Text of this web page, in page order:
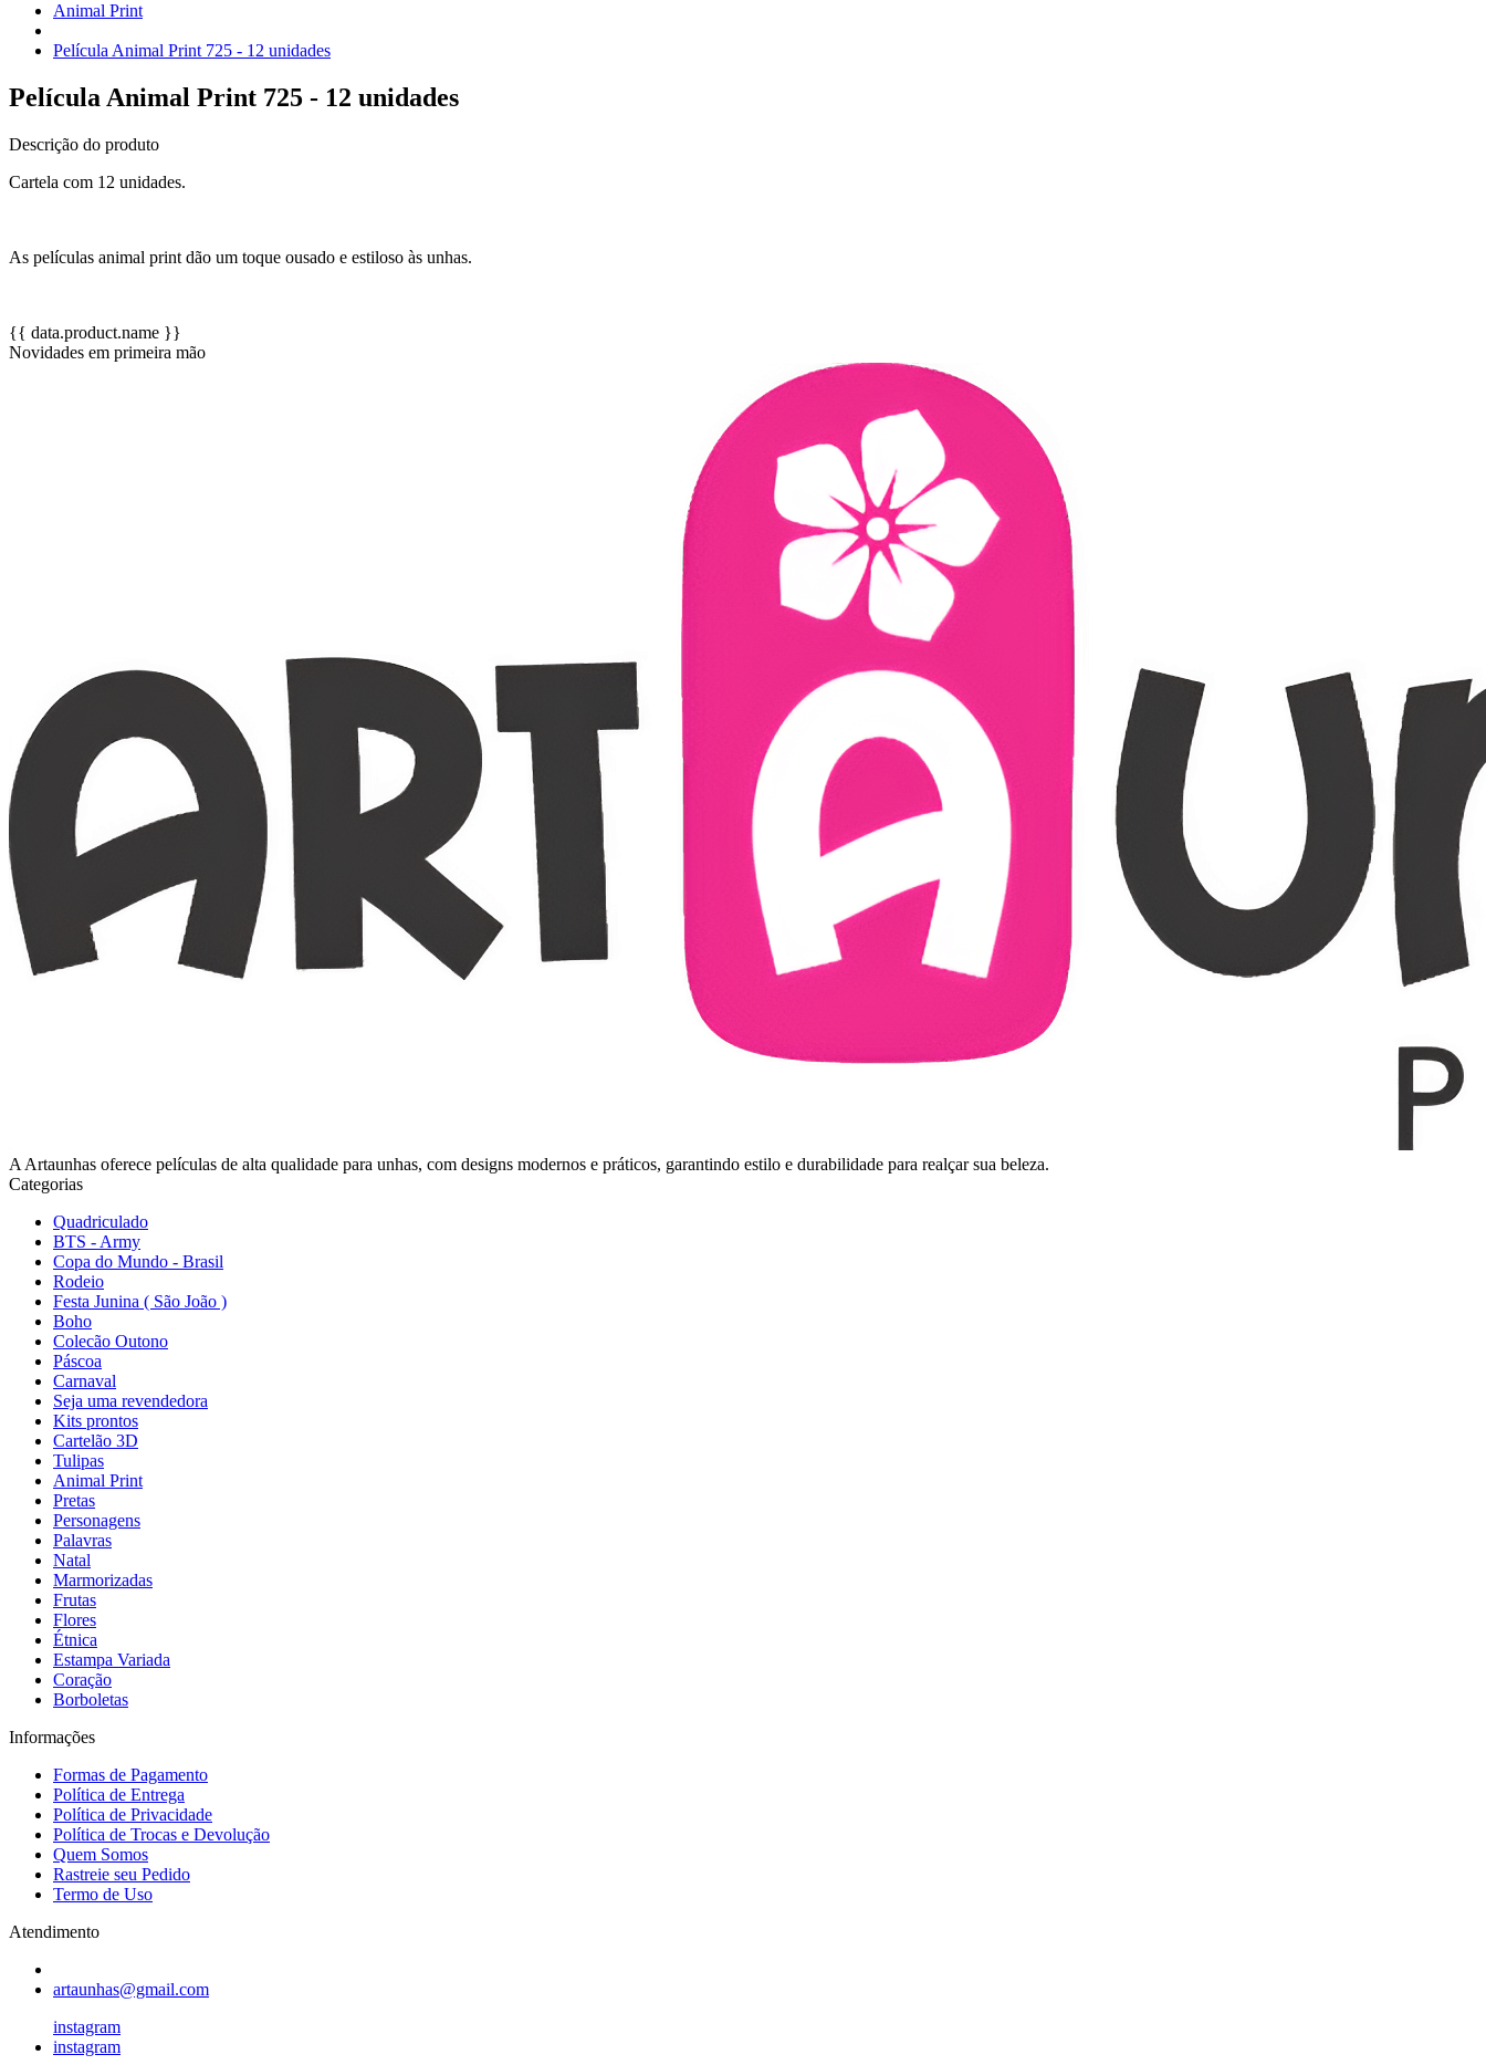
Animal Print
Película Animal Print 725 - 12 unidades
Película Animal Print 725 - 12 unidades
Descrição do produto
Cartela com 12 unidades.
As películas animal print dão um toque ousado e estiloso às unhas.
{{ data.product.name }}
Novidades em primeira mão
A Artaunhas oferece películas de alta qualidade para unhas, com designs modernos e práticos, garantindo estilo e durabilidade para realçar sua beleza.
Categorias
Quadriculado
BTS - Army
Copa do Mundo - Brasil
Rodeio
Festa Junina ( São João )
Boho
Colecão Outono
Páscoa
Carnaval
Seja uma revendedora
Kits prontos
Cartelão 3D
Tulipas
Animal Print
Pretas
Personagens
Palavras
Natal
Marmorizadas
Frutas
Flores
Étnica
Estampa Variada
Coração
Borboletas
Informações
Formas de Pagamento
Política de Entrega
Política de Privacidade
Política de Trocas e Devolução
Quem Somos
Rastreie seu Pedido
Termo de Uso
Atendimento
artaunhas@gmail.com
instagram
instagram